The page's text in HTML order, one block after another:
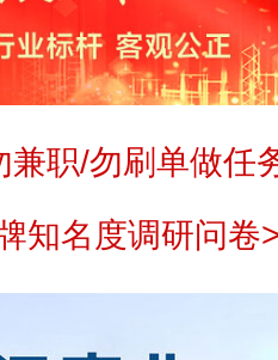
兼职/勿刷单做任
知名度调研问卷